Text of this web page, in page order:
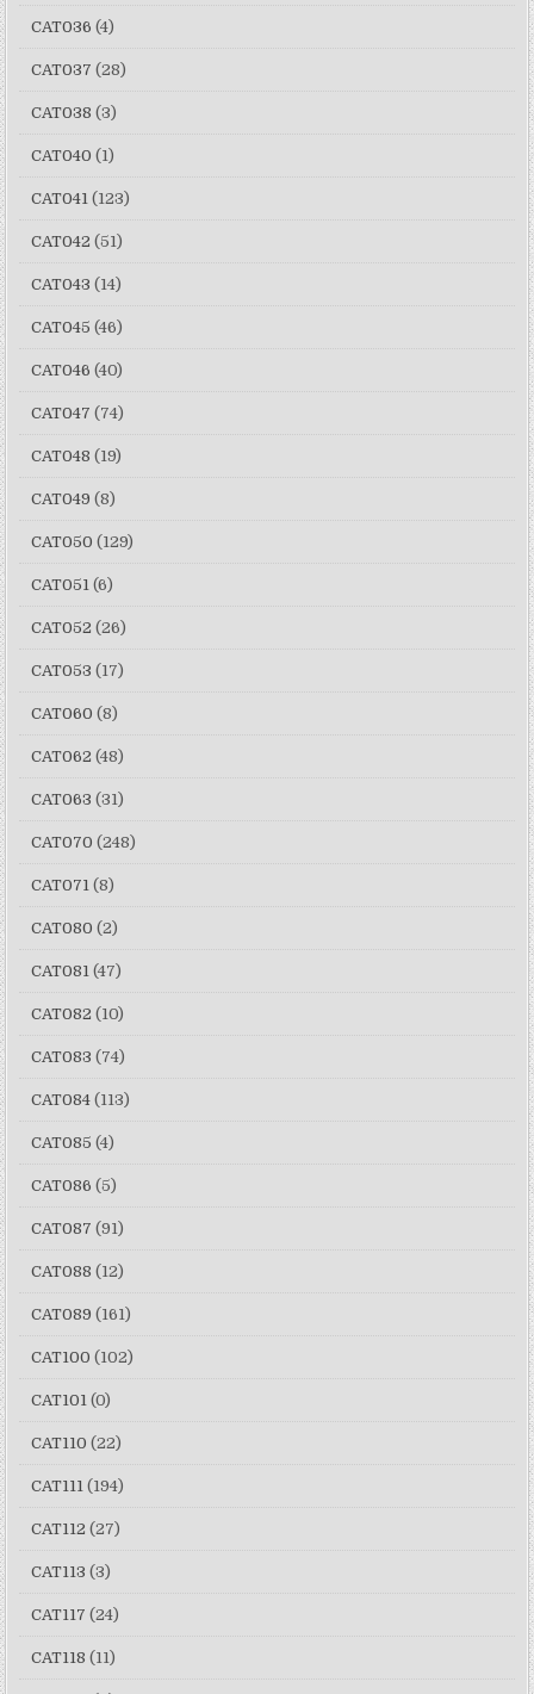
CAT036 (4)
CAT037 (28)
CAT038 (3)
CAT040 (1)
CAT041 (123)
CAT042 (51)
CAT043 (14)
CAT045 (46)
CAT046 (40)
CAT047 (74)
CAT048 (19)
CAT049 (8)
CAT050 (129)
CAT051 (6)
CAT052 (26)
CAT053 (17)
CAT060 (8)
CAT062 (48)
CAT063 (31)
CAT070 (248)
CAT071 (8)
CAT080 (2)
CAT081 (47)
CAT082 (10)
CAT083 (74)
CAT084 (113)
CAT085 (4)
CAT086 (5)
CAT087 (91)
CAT088 (12)
CAT089 (161)
CAT100 (102)
CAT101 (0)
CAT110 (22)
CAT111 (194)
CAT112 (27)
CAT113 (3)
CAT117 (24)
CAT118 (11)